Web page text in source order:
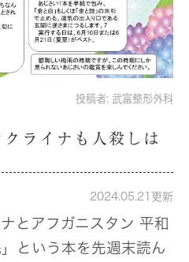
投稿者: 武富整形外科
ライナも人殺しは
2024.05.21更新
とアフガニスタン 平和
という本を先週末読ん